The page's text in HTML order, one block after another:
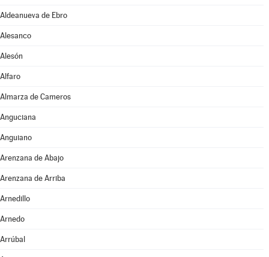
Aldeanueva de Ebro
Alesanco
Alesón
Alfaro
Almarza de Cameros
Anguciana
Anguiano
Arenzana de Abajo
Arenzana de Arriba
Arnedillo
Arnedo
Arrúbal